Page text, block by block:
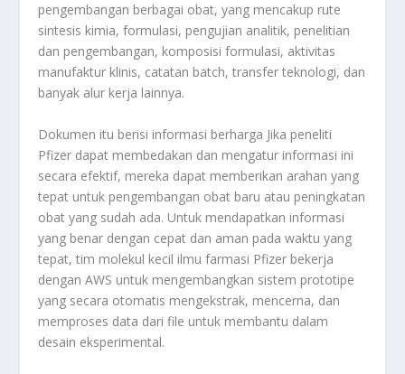
pengembangan berbagai obat, yang mencakup rute
sintesis kimia, formulasi, pengujian analitik, penelitian
dan pengembangan, komposisi formulasi, aktivitas
manufaktur klinis, catatan batch, transfer teknologi, dan
banyak alur kerja lainnya.
Dokumen itu berisi informasi berharga Jika peneliti
Pfizer dapat membedakan dan mengatur informasi ini
secara efektif, mereka dapat memberikan arahan yang
tepat untuk pengembangan obat baru atau peningkatan
obat yang sudah ada. Untuk mendapatkan informasi
yang benar dengan cepat dan aman pada waktu yang
tepat, tim molekul kecil ilmu farmasi Pfizer bekerja
dengan AWS untuk mengembangkan sistem prototipe
yang secara otomatis mengekstrak, mencerna, dan
memproses data dari file untuk membantu dalam
desain eksperimental.